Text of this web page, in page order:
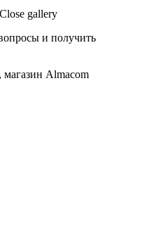
и получить
магазин Almacom